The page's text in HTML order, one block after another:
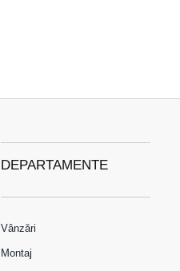
DEPARTAMENTE
Vânzări
Montaj